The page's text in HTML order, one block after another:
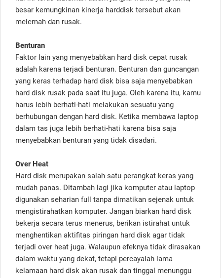
besar kemungkinan kinerja harddisk tersebut akan
melemah dan rusak.
Benturan
Faktor lain yang menyebabkan hard disk cepat rusak
adalah karena terjadi benturan. Benturan dan guncangan
yang keras terhadap hard disk bisa saja menyebabkan
hard disk rusak pada saat itu juga. Oleh karena itu, kamu
harus lebih berhati-hati melakukan sesuatu yang
berhubungan dengan hard disk. Ketika membawa laptop
dalam tas juga lebih berhati-hati karena bisa saja
menyebabkan benturan yang tidak disadari.
Over Heat
Hard disk merupakan salah satu perangkat keras yang
mudah panas. Ditambah lagi jika komputer atau laptop
digunakan seharian full tanpa dimatikan sejenak untuk
mengistirahatkan komputer. Jangan biarkan hard disk
bekerja secara terus menerus, berikan istirahat untuk
menghentikan aktifitas piringan hard disk agar tidak
terjadi over heat juga. Walaupun efeknya tidak dirasakan
dalam waktu yang dekat, tetapi percayalah lama
kelamaan hard disk akan rusak dan tinggal menunggu